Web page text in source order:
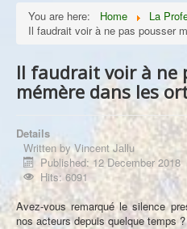
Ordre/Contre Ordre
Lantzelot
Divers
À propos
You are here: Home
La
Il faudrait voir à ne pas pousser
Il faudrait voir à ne
mémère dans les
Details
Written byVincent Jallu
Published: 12 December 2018
Hits: 6091
Avez-vous remarqué le silence
nos acteurs depuis quelque temps